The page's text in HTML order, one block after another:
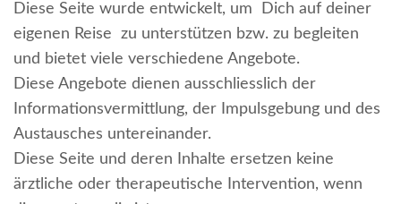
Diese Seite wurde entwickelt, um Dich auf deiner
eigenen Reise zu unterstützen bzw. zu begleiten
und bietet viele verschiedene Angebote.
Diese Angebote dienen ausschliesslich der
Informationsvermittlung, der Impulsgebung und des
Austausches untereinander.
Diese Seite und deren Inhalte ersetzen keine
ärztliche oder therapeutische Intervention, wenn